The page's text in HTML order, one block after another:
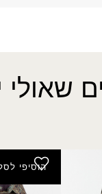
שאולי
הוסיפי